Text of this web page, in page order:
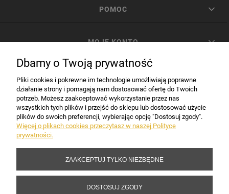
POMOC
MOJE KONTO
INFORMACJE
Copyright 2017-2026 Sakramento.pl
Dbamy o Twoją prywatność
Pliki cookies i pokrewne im technologie umożliwiają poprawne
działanie strony i pomagają nam dostosować ofertę do Twoich
potrzeb. Możesz zaakceptować wykorzystanie przez nas
wszystkich tych plików i przejść do sklepu lub dostosować użycie
plików do swoich preferencji, wybierając opcję "Dostosuj zgody".
Więcej o plikach cookies przeczytasz w naszej Polityce
prywatności.
ZAAKCEPTUJ TYLKO NIEZBĘDNE
DOSTOSUJ ZGODY